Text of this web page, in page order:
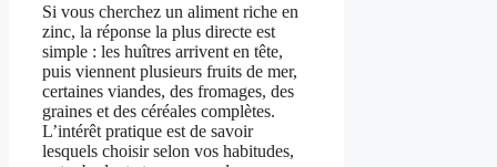
Si vous cherchez un aliment riche en
zinc, la réponse la plus directe est
simple : les huîtres arrivent en tête,
puis viennent plusieurs fruits de mer,
certaines viandes, des fromages, des
graines et des céréales complètes.
L’intérêt pratique est de savoir
lesquels choisir selon vos habitudes,